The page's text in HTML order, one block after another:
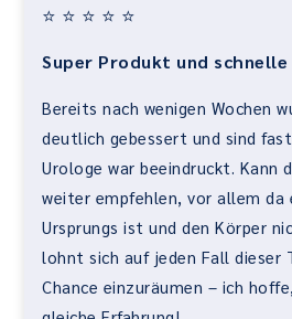
⭐ ⭐ ⭐ ⭐ ⭐
Super Produkt und
Bereits nach wenigen Wochen
deutlich gebessert und sind fast
Urologe war beeindruckt. Kann
weiter empfehlen, vor allem da
Ursprungs ist und den Körper
lohnt sich auf jeden Fall dieser
Chance einzuräumen – ich